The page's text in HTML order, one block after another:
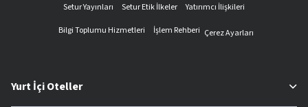
Setur Yayınları
Setur Etik İlkeler
Yatırımcı İlişkileri
Bilgi Toplumu Hizmetleri
İşlem Rehberi Çerez Ayarları
Yurt İçi Oteller